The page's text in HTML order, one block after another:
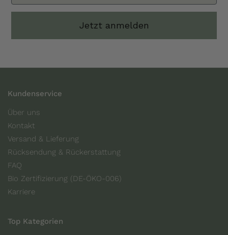
Jetzt anmelden
Kundenservice
Über uns
Kontakt
Versand & Lieferung
Rücksendung & Rückerstattung
FAQ
Bio Zertifizierung (DE-ÖKO-006)
Karriere
Top Kategorien